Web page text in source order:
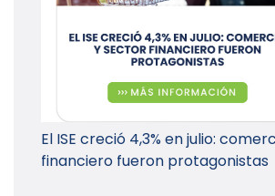
El ISE creció 4,3% en julio:
financiero fueron protagonistas